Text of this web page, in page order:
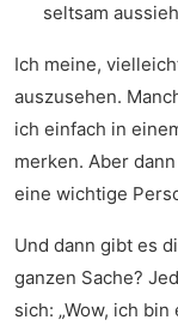
seltsam
Ich meine,
auszusehen.
ich einfach in
merken. Aber
eine wichtige
Und dann gibt es
ganzen Sache?
sich: „Wow, ich